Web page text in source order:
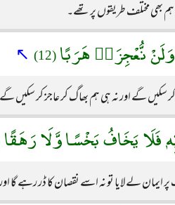
بھی مختلف طریقوں پر تھے۔
وَلَنْ نُّعْجِزَهٝ هَرَبًا(12)
↖
سکیں گے اور نہ ہی ہم بھاگ کر عاجز کر سکیں
فَلَا يَخَافُ بَخْسًا وَّلَا رَهَقًا
لے لایا تو نہ اسے نقصان کا ڈر رہے گا اور